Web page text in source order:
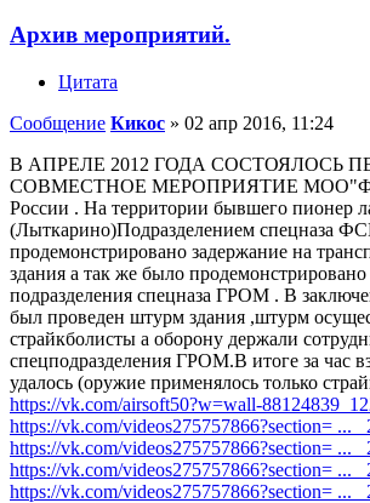
Архив мероприятий.
Цитата
Сообщение Кикос » 02 апр 2016, 11:24
В АПРЕЛЕ 2012 ГОДА СОСТОЯЛОСЬ
СОВМЕСТНОЕ МЕРОПРИЯТИЕ
России . На территории бывшего пионер
(Лыткарино)Подразделением спецназа
продемонстрировано задержание на
здания а так же было
подразделения спецназа ГРОМ . В
был проведен штурм здания ,штурм
страйкболисты а оборону держали
спецподразделения ГРОМ.В итоге за час
удалось (оружие применялось только
https://vk.com/airsoft50?w=wall-
https://vk.com/videos275757866?section= ...
https://vk.com/videos275757866?section= ...
https://vk.com/videos275757866?section= ...
https://vk.com/videos275757866?section= ...